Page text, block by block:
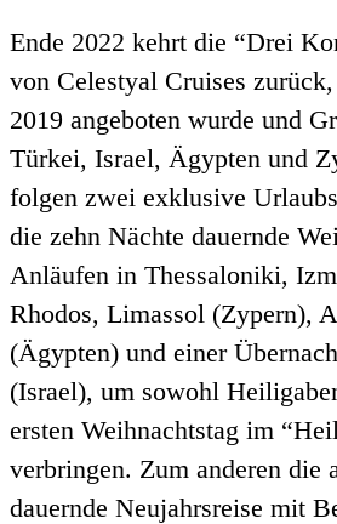
Ende 2022 kehrt die “Drei
von Celestyal Cruises
2019 angeboten wurde und
Türkei, Israel, Ägypten und
folgen zwei exklusive
die zehn Nächte dauernde
Anläufen in Thessaloniki,
Rhodos, Limassol (Zypern),
(Ägypten) und einer
(Israel), um sowohl
ersten Weihnachtstag im
verbringen. Zum anderen die
dauernde Neujahrsreise mit